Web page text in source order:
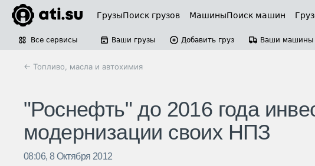
ГрузыПоиск грузов МашиныПоиск машин
Все сервисы Ваши грузы Добавить груз Ваши машины
← Топливо, масла и автохимия
"Роснефть" до 2016 года
модернизации своих НПЗ
08:06, 8 Октября 2012